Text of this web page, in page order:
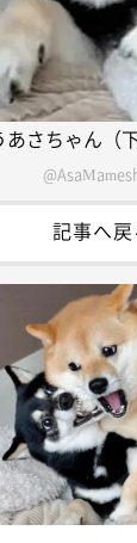
さちゃん（
記事へ戻